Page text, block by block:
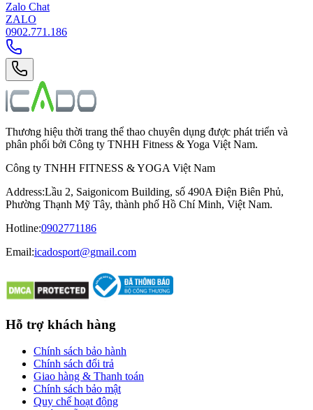
Zalo Chat
ZALO
0902.771.186
Thương hiệu thời trang thể thao chuyên dụng được phát triển và
phân phối bởi Công ty TNHH Fitness & Yoga Việt Nam.
Công ty TNHH FITNESS & YOGA Việt Nam
Address:Lầu 2, Saigonicom Building, số 490A Điện Biên Phủ,
Phường Thạnh Mỹ Tây, thành phố Hồ Chí Minh, Việt Nam.
Hotline:0902771186
Email:icadosport@gmail.com
Hỗ trợ khách hàng
Chính sách bảo hành
Chính sách đổi trả
Giao hàng & Thanh toán
Chính sách bảo mật
Quy chế hoạt động